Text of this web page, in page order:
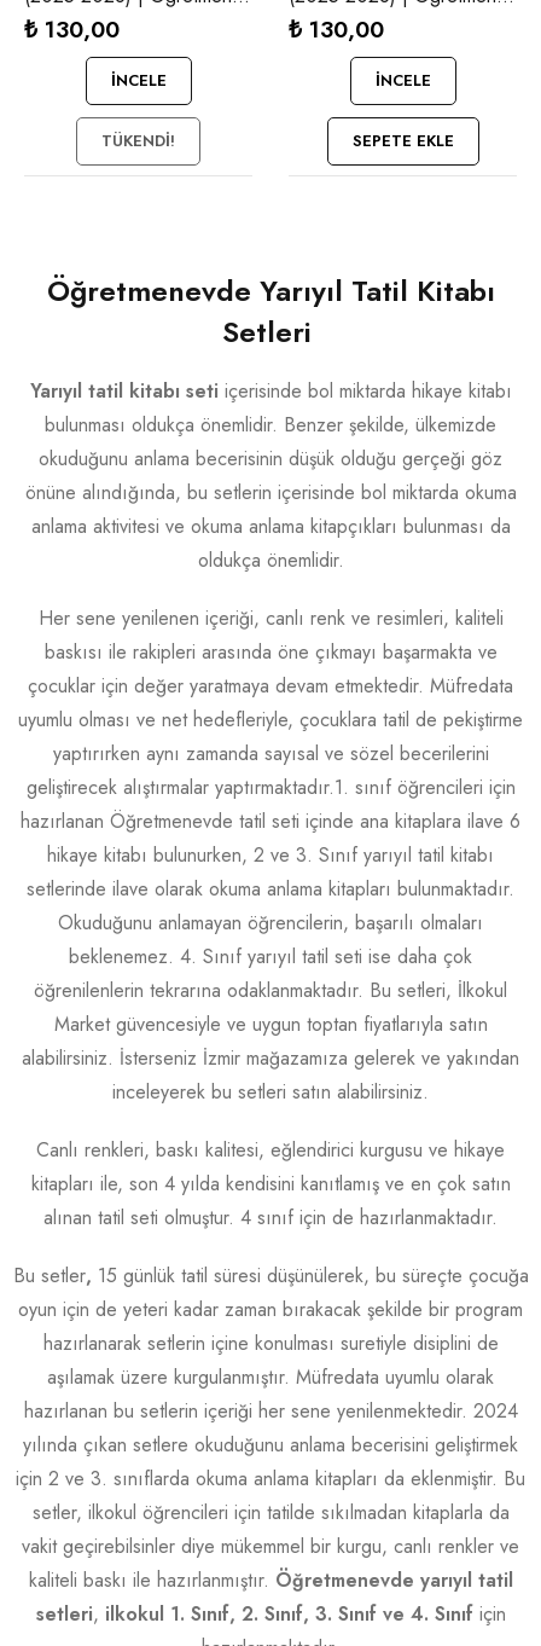
Evde Yayınları
₺ 130,00
İNCELE
TÜKENDI!
Evde Yayınları
₺ 130,00
İNCELE
SEPETE EKLE
Öğretmenevde Yarıyıl Tatil Kitabı
Setleri
Yarıyıl tatil kitabı seti içerisinde bol miktarda hikaye kitabı
bulunması oldukça önemlidir. Benzer şekilde, ülkemizde
okuduğunu anlama becerisinin düşük olduğu gerçeği göz
önüne alındığında, bu setlerin içerisinde bol miktarda okuma
anlama aktivitesi ve okuma anlama kitapçıkları bulunması da
oldukça önemlidir.
Her sene yenilenen içeriği, canlı renk ve resimleri, kaliteli
baskısı ile rakipleri arasında öne çıkmayı başarmakta ve
çocuklar için değer yaratmaya devam etmektedir. Müfredata
uyumlu olması ve net hedefleriyle, çocuklara tatil de pekiştirme
yaptırırken aynı zamanda sayısal ve sözel becerilerini
geliştirecek alıştırmalar yaptırmaktadır.1. sınıf öğrencileri için
hazırlanan Öğretmenevde tatil seti içinde ana kitaplara ilave 6
hikaye kitabı bulunurken, 2 ve 3. Sınıf yarıyıl tatil kitabı
setlerinde ilave olarak okuma anlama kitapları bulunmaktadır.
Okuduğunu anlamayan öğrencilerin, başarılı olmaları
beklenemez. 4. Sınıf yarıyıl tatil seti ise daha çok
öğrenilenlerin tekrarına odaklanmaktadır. Bu setleri, İlkokul
Market güvencesiyle ve uygun toptan fiyatlarıyla satın
alabilirsiniz. İsterseniz İzmir mağazamıza gelerek ve yakından
inceleyerek bu setleri satın alabilirsiniz.
Canlı renkleri, baskı kalitesi, eğlendirici kurgusu ve hikaye
kitapları ile, son 4 yılda kendisini kanıtlamış ve en çok satın
alınan tatil seti olmuştur. 4 sınıf için de hazırlanmaktadır.
Bu setler, 15 günlük tatil süresi düşünülerek, bu süreçte çocuğa
oyun için de yeteri kadar zaman bırakacak şekilde bir program
hazırlanarak setlerin içine konulması suretiyle disiplini de
aşılamak üzere kurgulanmıştır. Müfredata uyumlu olarak
hazırlanan bu setlerin içeriği her sene yenilenmektedir. 2024
yılında çıkan setlere okuduğunu anlama becerisini geliştirmek
için 2 ve 3. sınıflarda okuma anlama kitapları da eklenmiştir. Bu
setler, ilkokul öğrencileri için tatilde sıkılmadan kitaplarla da
vakit geçirebilsinler diye mükemmel bir kurgu, canlı renkler ve
kaliteli baskı ile hazırlanmıştır. Öğretmenevde yarıyıl tatil
setleri, ilkokul 1. Sınıf, 2. Sınıf, 3. Sınıf ve 4. Sınıfiçin